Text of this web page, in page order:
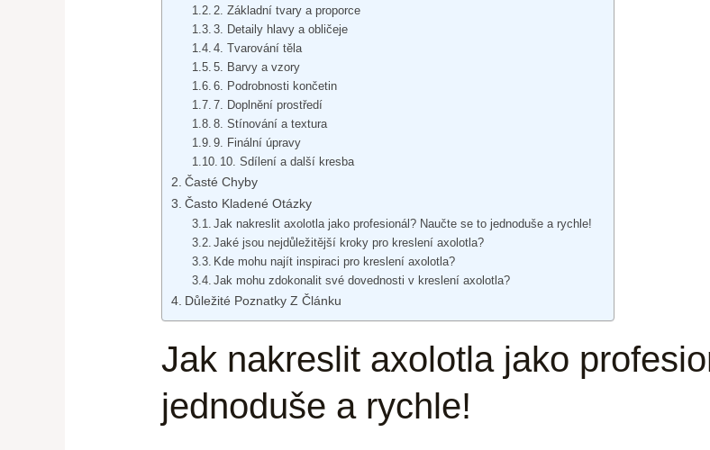
2. Základní tvary a proporce
3. Detaily hlavy a obličeje
4. Tvarování těla
5. Barvy a vzory
6. Podrobnosti končetin
7. Doplnění prostředí
8. Stínování a textura
9. Finální úpravy
10. Sdílení a další kresba
Časté Chyby
Často Kladené Otázky
Jak nakreslit axolotla jako profesionál? Naučte se to jednoduše a rychle!
Jaké jsou nejdůležitější kroky pro kreslení axolotla?
Kde mohu najít inspiraci pro kreslení axolotla?
Jak mohu zdokonalit své dovednosti v kreslení axolotla?
Důležité Poznatky Z Článku
Jak nakreslit axolotla jako
jednoduše a rychle!